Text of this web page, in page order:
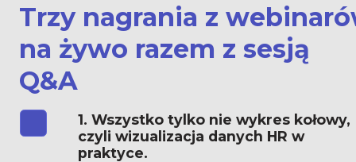
Trzy nagrania z
na żywo razem z sesją
Q&A
1. Wszystko tylko nie wykres kołowy,
czyli wizualizacja danych HR w
praktyce.